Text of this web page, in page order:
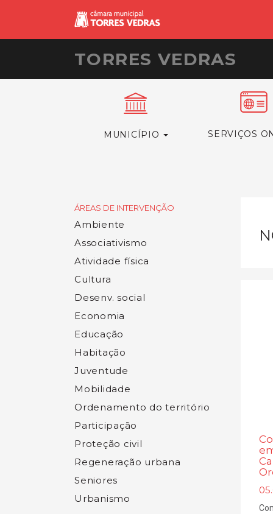
TORRES VEDRAS
MUNICÍPIO SERVIÇOS
ÁREAS DE INTERVENÇÃO
Ambiente
Associativismo
Atividade física
Cultura
Desenv. social
Economia
Educação
Habitação
Juventude
Mobilidade
Ordenamento do território
Participação
Proteção civil
Regeneração urbana
Seniores
Urbanismo